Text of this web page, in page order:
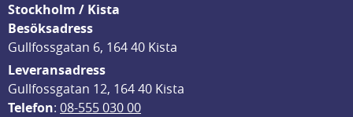
Stockholm / Kista
Besöksadress
Gullfossgatan 6, 164 40 Kista
Leveransadress
Gullfossgatan 12, 164 40 Kista
Telefon: 08-555 030 00